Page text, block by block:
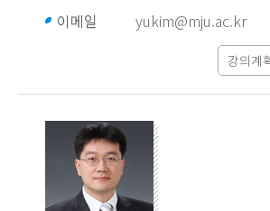
이메일
yukim@mju.ac.kr
강의계